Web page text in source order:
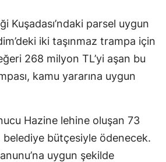
Kuşadası’ndaki parsel uygun
iki taşınmaz trampa için
268 milyon TL’yi aşan bu
kamu yararına uygun
Hazine lehine oluşan 73
belediye bütçesiyle ödenecek.
uygun şekilde